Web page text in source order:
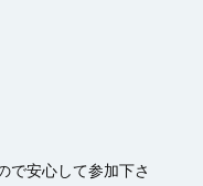
で安心して参加下さ